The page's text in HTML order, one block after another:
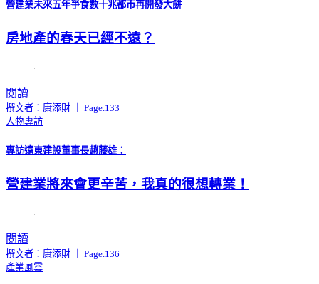
營建業未來五年爭食數十兆都市再開發大餅
房地產的春天已經不遠？
閱讀
撰文者：康添財 ｜ Page.133
人物專訪
專訪遠東建設董事長趙藤雄：
營建業將來會更辛苦，我真的很想轉業！
閱讀
撰文者：康添財 ｜ Page.136
產業風雲